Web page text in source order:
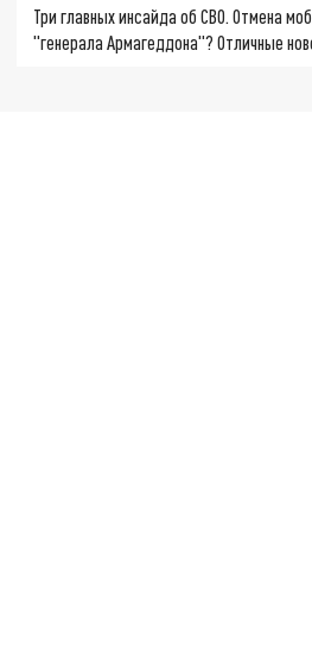
Три главных инсайда об СВО. Отмена
"генерала Армагеддона"? Отличные